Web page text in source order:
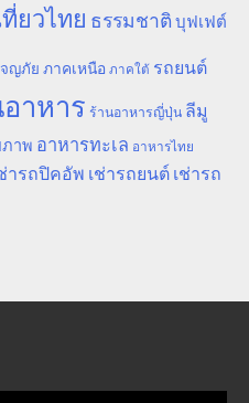
ยวไทย ธรรมชาติ บุฟเฟต์
ญภัย ภาคเหนือ ภาคใต้ รถยนต์
าหาร ร้านอาหารญี่ปุ่น ลีมู
าพ อาหารทะเล อาหารไทย
ารถปิคอัพ เช่ารถยนต์ เช่ารถ